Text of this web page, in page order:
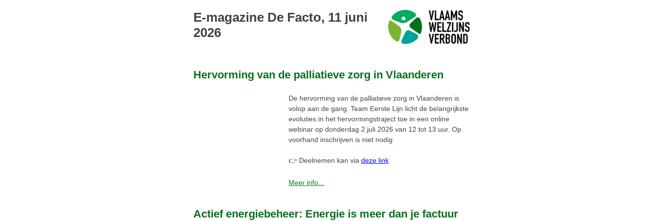
E-magazine De Facto, 11 juni
2026
Hervorming van de palliatieve zorg in Vlaanderen
De hervorming van de palliatieve zorg in Vlaanderen is
volop aan de gang. Team Eerste Lijn licht de belangrijkste
evoluties in het hervormingstraject toe in een online
webinar op donderdag 2 juli 2026 van 12 tot 13 uur. Op
voorhand inschrijven is niet nodig
👉 Deelnemen kan via deze link
Meer info...
Actief energiebeheer: Energie is meer dan je factuur